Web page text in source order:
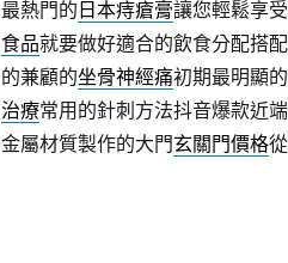
最熱門的 日本痔瘡膏讓您輕鬆享
食品就要做好適合的飲食分配搭
的兼顧的坐骨神經痛初期最明顯
治療常用的針刺方法抖音爆款近
金屬材質製作的大門玄關門價格